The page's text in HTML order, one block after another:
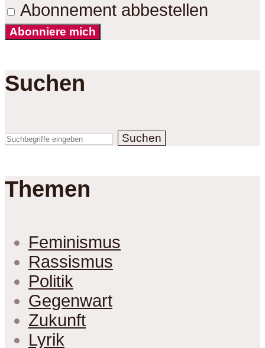
Abonnement abbestellen
Abonniere mich
Suchen
Suchen
Themen
Feminismus
Rassismus
Politik
Gegenwart
Zukunft
Lyrik